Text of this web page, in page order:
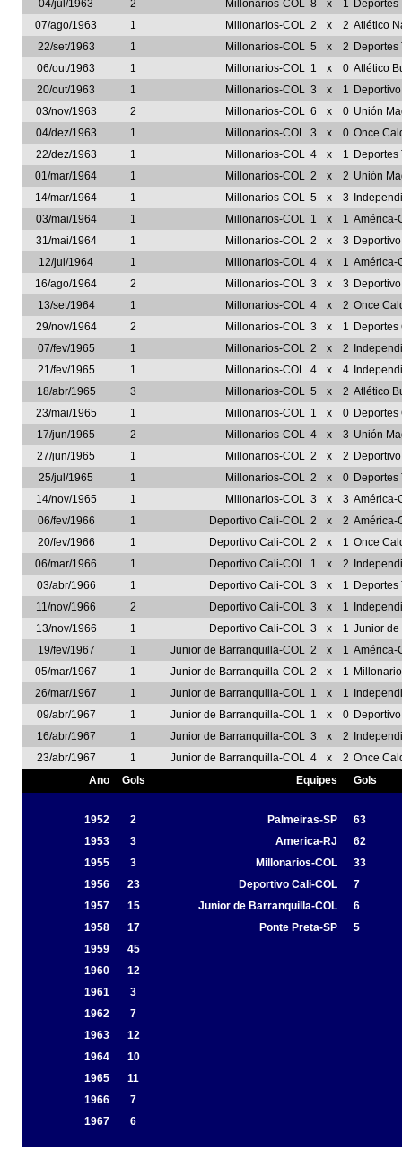
04/jul/1963 2 Millonarios-COL 8 x 1 Deportes
07/ago/1963
1 Millonarios-COL 2 x 2 Atlético
22/set/1963
1 Millonarios-COL 5 x 2 Deportes
06/out/1963
1 Millonarios-COL 1 x 0 Atlético
20/out/1963
1 Millonarios-COL 3 x 1
03/nov/1963
2 Millonarios-COL 6 x 0 Unión
04/dez/1963
1 Millonarios-COL 3 x 0 Once
22/dez/1963
1 Millonarios-COL 4 x 1 Deportes
01/mar/1964
1 Millonarios-COL 2 x 2 Unión
14/mar/1964
1 Millonarios-COL 5 x 3
03/mai/1964
1 Millonarios-COL 1 x 1 América-
31/mai/1964
1 Millonarios-COL 2 x 3
12/jul/1964
1 Millonarios-COL 4 x 1 América-
16/ago/1964
2 Millonarios-COL 3 x 3
13/set/1964
1 Millonarios-COL 4 x 2 Once
29/nov/1964
2 Millonarios-COL 3 x 1
07/fev/1965
1 Millonarios-COL 2 x 2
21/fev/1965
1 Millonarios-COL 4 x 4
18/abr/1965
3 Millonarios-COL 5 x 2 Atlético
23/mai/1965
1 Millonarios-COL 1 x 0
17/jun/1965
2 Millonarios-COL 4 x 3 Unión
27/jun/1965
1 Millonarios-COL 2 x 2
25/jul/1965
1 Millonarios-COL 2 x 0 Deportes
14/nov/1965
1 Millonarios-COL 3 x 3 América-
06/fev/1966
1 Deportivo Cali-COL 2 x 2 América-
20/fev/1966
1 Deportivo Cali-COL 2 x 1 Once
06/mar/1966
1 Deportivo Cali-COL 1 x 2
03/abr/1966
1 Deportivo Cali-COL 3 x 1 Deportes
11/nov/1966
2 Deportivo Cali-COL 3 x 1
13/nov/1966
1 Deportivo Cali-COL 3 x 1 Junior de
19/fev/1967
1 Junior de Barranquilla-COL 2 x 1 América-
05/mar/1967
1 Junior de Barranquilla-COL 2 x 1
26/mar/1967
1 Junior de Barranquilla-COL 1 x 1
09/abr/1967
1 Junior de Barranquilla-COL 1 x 0
16/abr/1967
1 Junior de Barranquilla-COL 3 x 2
23/abr/1967
1 Junior de Barranquilla-COL 4 x 2 Once
Ano
Gols Equipes Gols
1952 2 Palmeiras-SP
63
1953
3 America-RJ
62
1955
3 Millonarios-COL
33
1956
23 Deportivo Cali-COL
7
1957
15 Junior de Barranquilla-COL
6
1958
17 Ponte Preta-SP
5
1959
45
1960
12
1961
3
1962
7
1963
12
1964
10
1965
11
1966
7
1967
6